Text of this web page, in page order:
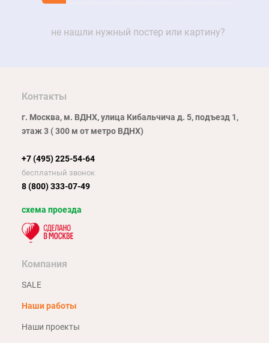
не нашли нужный постер или картину?
Контакты
г. Москва, м. ВДНХ, улица Кибальчича д. 5, подъезд 1,
этаж 3 ( 300 м от метро ВДНХ)
+7 (495) 225-54-64
бесплатный звонок
8 (800) 333-07-49
схема проезда
Компания
SALE
Наши работы
Наши проекты